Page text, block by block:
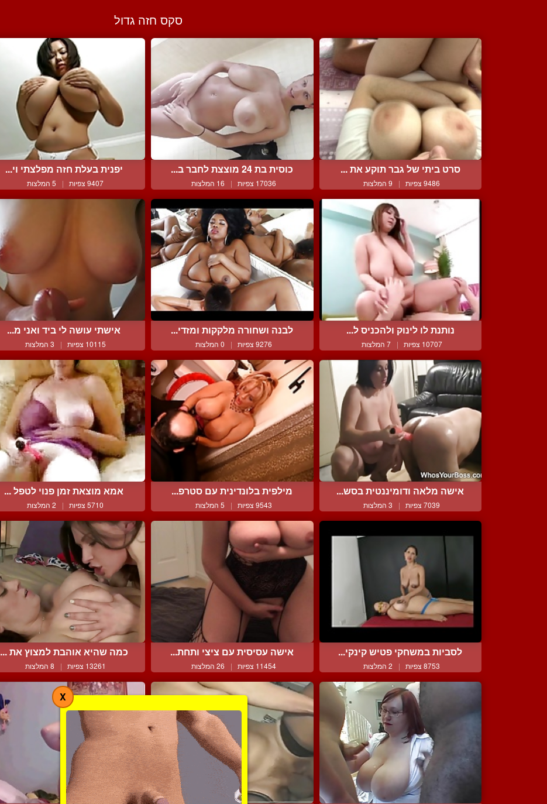
סקס חזה גדול
סרט ביתי של גבר תוקע את ...
9486 צפיות | 9 המלצות
כוסית בת 24 מוצצת לחבר ב...
17036 צפיות | 16 המלצות
יפנית בעלת חזה מפלצתי וי...
9407 צפיות | 5 המלצות
נותנת לו לינוק ולהכניס ל...
10707 צפיות | 7 המלצות
לבנה ושחורה מלקקות ומזדי...
9276 צפיות | 0 המלצות
אישתי עושה לי ביד ואני מ...
10115 צפיות | 3 המלצות
אישה מלאה ודומיננטית בסש...
7039 צפיות | 3 המלצות
מילפית בלונדינית עם סטרפ...
9543 צפיות | 5 המלצות
אמא מוצאת זמן פנוי לטפל ...
5710 צפיות | 2 המלצות
לסביות במשחקי פטיש קינקי...
8753 צפיות | 2 המלצות
אישה עסיסית עם ציצי ותחת...
11454 צפיות | 26 המלצות
כמה שהיא אוהבת למצוץ את ...
13261 צפיות | 8 המלצות
X